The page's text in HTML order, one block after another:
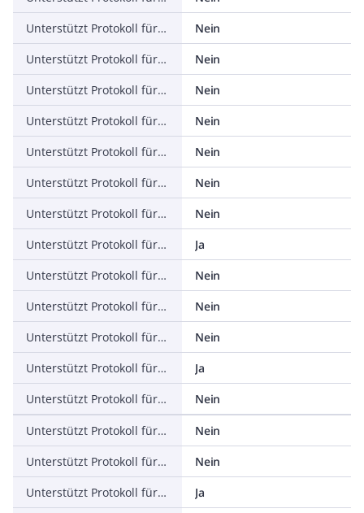
Unterstützt Protokoll für ASI
Nein
Unterstützt Protokoll für KNX
Nein
Unterstützt Protokoll für Modbus
Nein
Unterstützt Protokoll für Data-Highway
Nein
Unterstützt Protokoll für DeviceNet
Nein
Unterstützt Protokoll für SUCONET
Nein
Unterstützt Protokoll für LON
Nein
Unterstützt Protokoll für PROFINET IO
Ja
Unterstützt Protokoll für PROFINET CBA
Nein
Unterstützt Protokoll für SERCOS
Nein
Unterstützt Protokoll für Foundation Fieldbus
Nein
Unterstützt Protokoll für EtherNet/IP
Ja
Unterstützt Protokoll für AS-Interface Safety at Work
Nein
Unterstützt Protokoll für DeviceNet Safety
Nein
Unterstützt Protokoll für INTERBUS-Safety
Nein
Unterstützt Protokoll für PROFIsafe
Ja